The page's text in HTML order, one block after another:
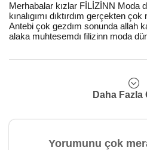
Merhabalar kızlar FİLİZİNN Moda
kınalıgımı dıktırdım gerçekten
Antebi çok gezdım sonunda allah
alaka muhtesemdı filizinn moda
Daha Fazla
Yorumunu çok